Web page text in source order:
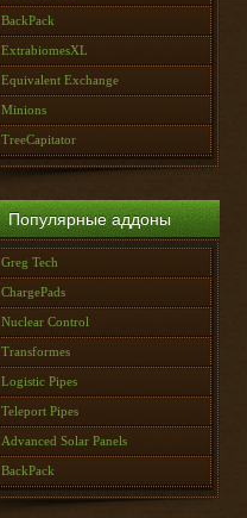
BackPack
ExtrabiomesXL
Equivalent Exchange
Minions
TreeCapitator
Популярные аддоны
Greg Tech
ChargePads
Nuclear Control
Transformes
Logistic Pipes
Teleport Pipes
Advanced Solar Panels
BackPack